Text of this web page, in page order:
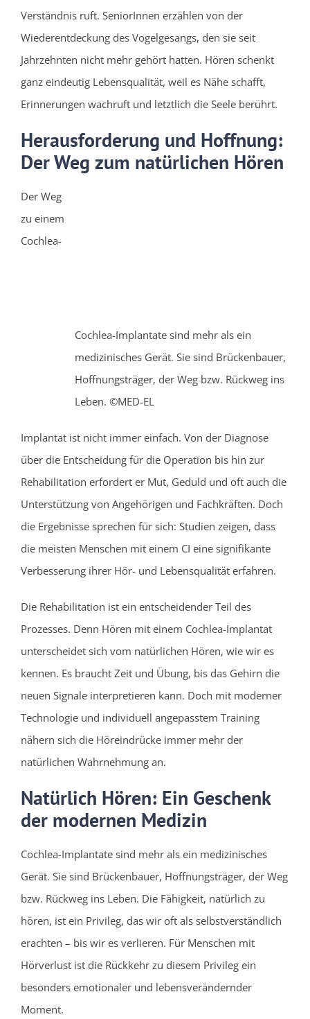
Verständnis ruft. SeniorInnen erzählen von der
Wiederentdeckung des Vogelgesangs, den sie seit
Jahrzehnten nicht mehr gehört hatten. Hören schenkt
ganz eindeutig Lebensqualität, weil es Nähe schafft,
Erinnerungen wachruft und letztlich die Seele berührt.
Herausforderung und Hoffnung:
Der Weg zum natürlichen Hören
Cochlea-Implantate sind mehr als ein
medizinisches Gerät. Sie sind Brückenbauer,
Hoffnungsträger, der Weg bzw. Rückweg ins
Leben. ©MED-EL
Der Weg
zu einem
Cochlea-
Implantat ist nicht immer einfach. Von der Diagnose
über die Entscheidung für die Operation bis hin zur
Rehabilitation erfordert er Mut, Geduld und oft auch die
Unterstützung von Angehörigen und Fachkräften. Doch
die Ergebnisse sprechen für sich: Studien zeigen, dass
die meisten Menschen mit einem CI eine signifikante
Verbesserung ihrer Hör- und Lebensqualität erfahren.
Die Rehabilitation ist ein entscheidender Teil des
Prozesses. Denn Hören mit einem Cochlea-Implantat
unterscheidet sich vom natürlichen Hören, wie wir es
kennen. Es braucht Zeit und Übung, bis das Gehirn die
neuen Signale interpretieren kann. Doch mit moderner
Technologie und individuell angepasstem Training
nähern sich die Höreindrücke immer mehr der
natürlichen Wahrnehmung an.
Natürlich Hören: Ein Geschenk
der modernen Medizin
Cochlea-Implantate sind mehr als ein medizinisches
Gerät. Sie sind Brückenbauer, Hoffnungsträger, der Weg
bzw. Rückweg ins Leben. Die Fähigkeit, natürlich zu
hören, ist ein Privileg, das wir oft als selbstverständlich
erachten – bis wir es verlieren. Für Menschen mit
Hörverlust ist die Rückkehr zu diesem Privileg ein
besonders emotionaler und lebensverändernder
Moment.